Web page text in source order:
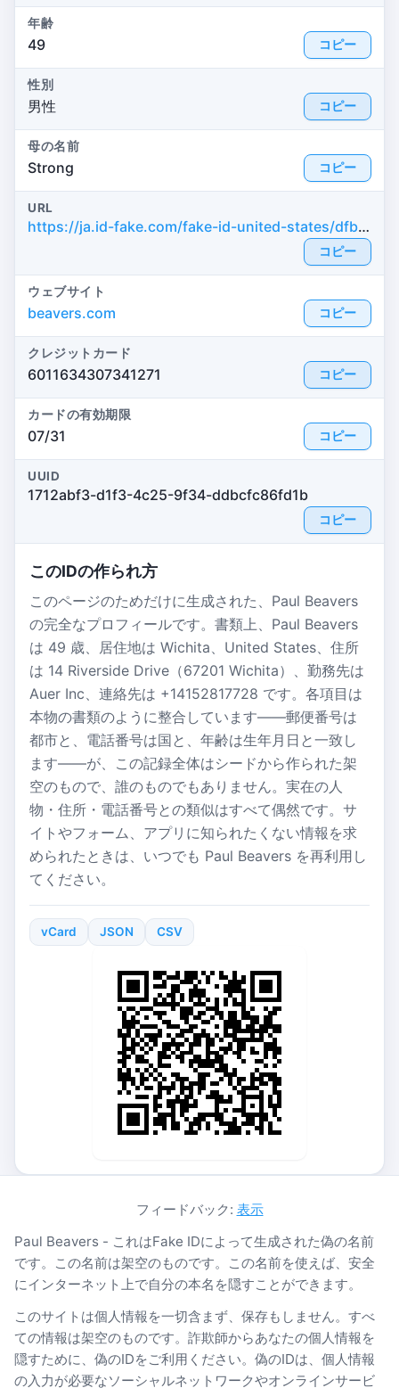
年齢
49 コピー
性別
男性 コピー
母の名前
Strong コピー
URL
https://ja.id-fake.com/fake-id-united-states/dfb89c9f3427c85a01d8dae05760ae67
コピー
ウェブサイト
beavers.com コピー
クレジットカード
6011634307341271 コピー
カードの有効期限
07/31 コピー
UUID
1712abf3-d1f3-4c25-9f34-ddbcfc86fd1b
コピー
このIDの作られ方
このページのためだけに生成された、Paul Beavers
の完全なプロフィールです。書類上、Paul Beavers
は 49 歳、居住地は Wichita、United States、住所
は 14 Riverside Drive（67201 Wichita）、勤務先は
Auer Inc、連絡先は +14152817728 です。各項目は
本物の書類のように整合しています——郵便番号は
都市と、電話番号は国と、年齢は生年月日と一致し
ます——が、この記録全体はシードから作られた架
空のもので、誰のものでもありません。実在の人
物・住所・電話番号との類似はすべて偶然です。サ
イトやフォーム、アプリに知られたくない情報を求
められたときは、いつでも Paul Beavers を再利用し
てください。
vCard JSON CSV
フィードバック: 表示
Paul Beavers - これはFake IDによって生成された偽の名前
です。この名前は架空のものです。この名前を使えば、安全
にインターネット上で自分の本名を隠すことができます。
このサイトは個人情報を一切含まず、保存もしません。すべ
ての情報は架空のものです。詐欺師からあなたの個人情報を
隠すために、偽のIDをご利用ください。偽のIDは、個人情報
の入力が必要なソーシャルネットワークやオンラインサービ